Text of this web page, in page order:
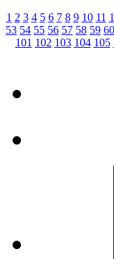
1 2 3 4 5 6 7 8 9 10 11
53 54 55 56 57 58 59 60
101 102 103 104 105